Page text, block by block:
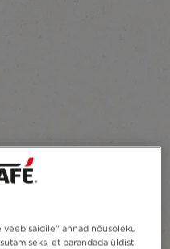
annad nõusoleku
et parandada üldist